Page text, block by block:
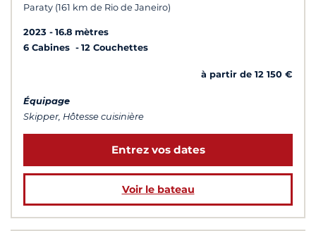
Paraty (161 km de Rio de Janeiro)
2023
16.8 mètres
6 Cabines
12 Couchettes
à partir de 12 150 €
Équipage
Skipper, Hôtesse cuisinière
Entrez vos dates
Voir le bateau